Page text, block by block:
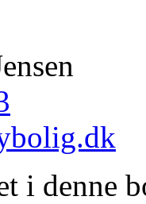
i denne